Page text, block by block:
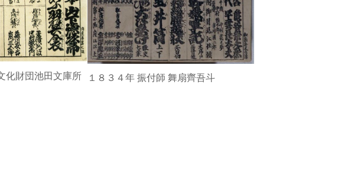
化財団池田文庫所
１８３４年 振付師 舞扇齊吾斗